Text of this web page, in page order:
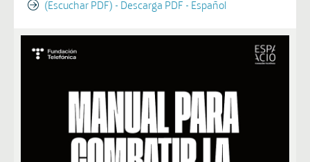
(Escuchar PDF) - Descarga PDF - Español